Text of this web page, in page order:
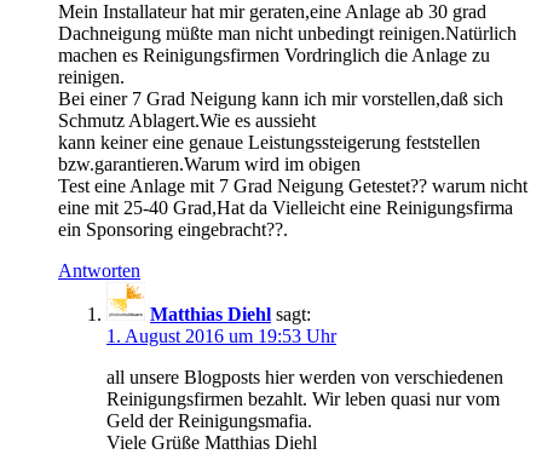
Mein Installateur hat mir geraten,eine Anlage ab 30 grad
Dachneigung müßte man nicht unbedingt reinigen.Natürlich
machen es Reinigungsfirmen Vordringlich die Anlage zu
reinigen.
Bei einer 7 Grad Neigung kann ich mir vorstellen,daß sich
Schmutz Ablagert.Wie es aussieht
kann keiner eine genaue Leistungssteigerung feststellen
bzw.garantieren.Warum wird im obigen
Test eine Anlage mit 7 Grad Neigung Getestet?? warum nicht
eine mit 25-40 Grad,Hat da Vielleicht eine Reinigungsfirma
ein Sponsoring eingebracht??.
Antworten
Matthias Diehl sagt:
1. August 2016 um 19:53 Uhr
all unsere Blogposts hier werden von verschiedenen
Reinigungsfirmen bezahlt. Wir leben quasi nur vom
Geld der Reinigungsmafia.
Viele Grüße Matthias Diehl